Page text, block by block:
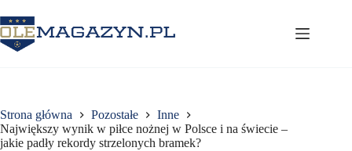
do
treści
Strona główna Pozostałe
Inne
Największy wynik w piłce nożnej w Polsce i na świecie –
jakie padły rekordy strzelonych bramek?